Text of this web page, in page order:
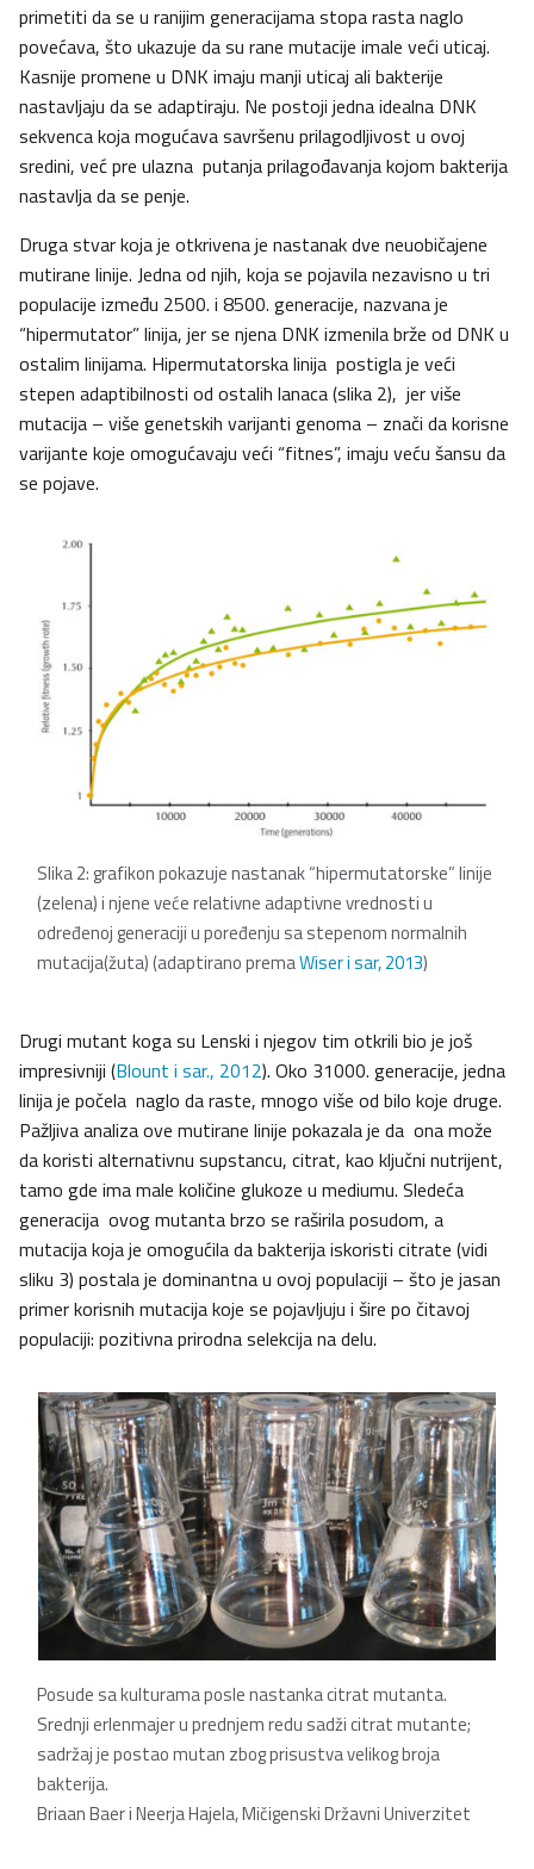
primetiti da se u ranijim generacijama stopa rasta naglo
povećava, što ukazuje da su rane mutacije imale veći uticaj.
Kasnije promene u DNK imaju manji uticaj ali bakterije
nastavljaju da se adaptiraju. Ne postoji jedna idealna DNK
sekvenca koja mogućava savršenu prilagodljivost u ovoj
sredini, već pre ulazna putanja prilagođavanja kojom bakterija
nastavlja da se penje.
Druga stvar koja je otkrivena je nastanak dve neuobičajene
mutirane linije. Jedna od njih, koja se pojavila nezavisno u tri
populacije između 2500. i 8500. generacije, nazvana je
“hipermutator” linija, jer se njena DNK izmenila brže od DNK u
ostalim linijama. Hipermutatorska linija postigla je veći
stepen adaptibilnosti od ostalih lanaca (slika 2), jer više
mutacija – više genetskih varijanti genoma – znači da korisne
varijante koje omogućavaju veći “fitnes”, imaju veću šansu da
se pojave.
Slika 2: grafikon pokazuje nastanak “hipermutatorske” linije
(zelena) i njene veće relativne adaptivne vrednosti u
određenoj generaciji u poređenju sa stepenom normalnih
mutacija(žuta) (adaptirano premaWiser i sar, 2013)
Drugi mutant koga su Lenski i njegov tim otkrili bio je još
impresivniji (Blount i sar., 2012). Oko 31000. generacije, jedna
linija je počela naglo da raste, mnogo više od bilo koje druge.
Pažljiva analiza ove mutirane linije pokazala je da ona može
da koristi alternativnu supstancu, citrat, kao ključni nutrijent,
tamo gde ima male količine glukoze u mediumu. Sledeća
generacija ovog mutanta brzo se raširila posudom, a
mutacija koja je omogućila da bakterija iskoristi citrate (vidi
sliku 3) postala je dominantna u ovoj populaciji – što je jasan
primer korisnih mutacija koje se pojavljuju i šire po čitavoj
populaciji: pozitivna prirodna selekcija na delu.
Posude sa kulturamaposle nastanka citrat mutanta.
Srednji erlenmajer u prednjem redu sadži citrat mutante;
sadržaj je postao mutan zbog prisustva velikog broja
bakterija.
Briaan Baer i Neerja Hajela, Mičigenski Državni Univerzitet